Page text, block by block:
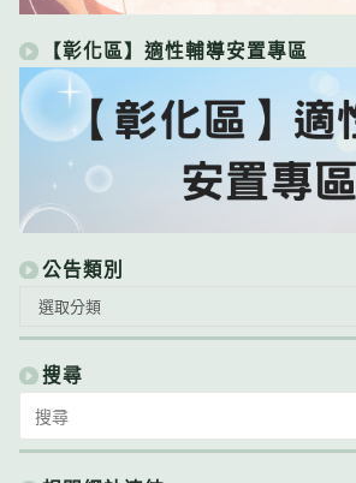
【彰化區】適性輔導安置專區
公告類別
類
別
選取分類
搜尋
for: